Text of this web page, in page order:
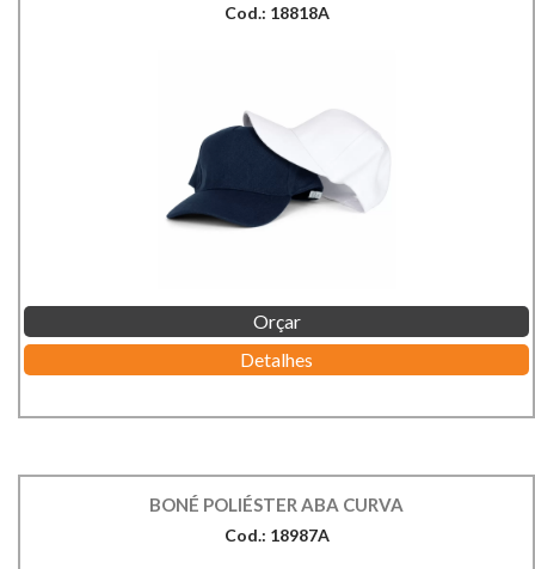
Cod.: 18818A
Orçar
Detalhes
BONÉ POLIÉSTER ABA CURVA
Cod.: 18987A